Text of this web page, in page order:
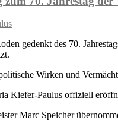
gedenkt des 70.
Wirken und
Kiefer-Paulus offiziell
Marc Speicher